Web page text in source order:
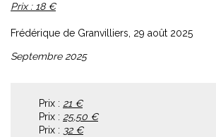
Prix : 18 €
Frédérique de Granvilliers, 29 août 2025
Septembre 2025
Prix : 21 €
Prix : 25,50 €
Prix : 32 €